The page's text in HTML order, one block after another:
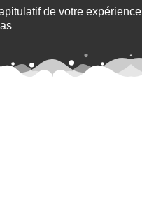
de votre expérience